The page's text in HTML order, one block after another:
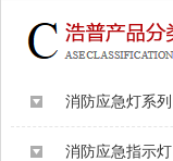
消防应急灯系列
消防应急指示灯